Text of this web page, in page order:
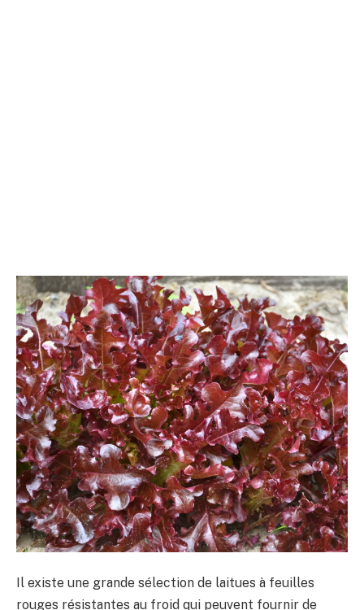
Il existe une grande sélection de laitues à feuilles
rouges résistantes au froid qui peuvent fournir de